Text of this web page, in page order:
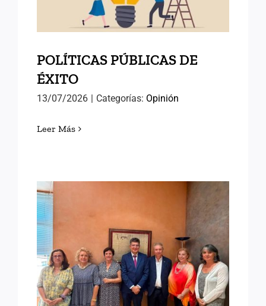
POLÍTICAS PÚBLICAS DE
ÉXITO
13/07/2026 | Categorías: Opinión
Leer Más
AVANZANDO HACIA EL
SEMINARIO
INTERNACIONAL DE
ANTIGUOS ALUMNOS DEL
INAP